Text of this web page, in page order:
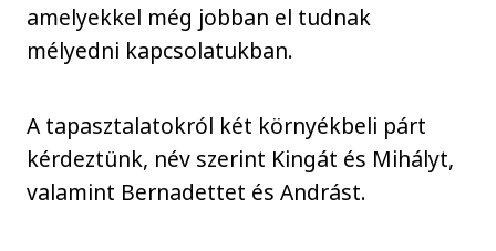
amelyekkel még jobban el tudnak
mélyedni kapcsolatukban.
A tapasztalatokról két környékbeli párt
kérdeztünk, név szerint Kingát és Mihályt,
valamint Bernadettet és Andrást.